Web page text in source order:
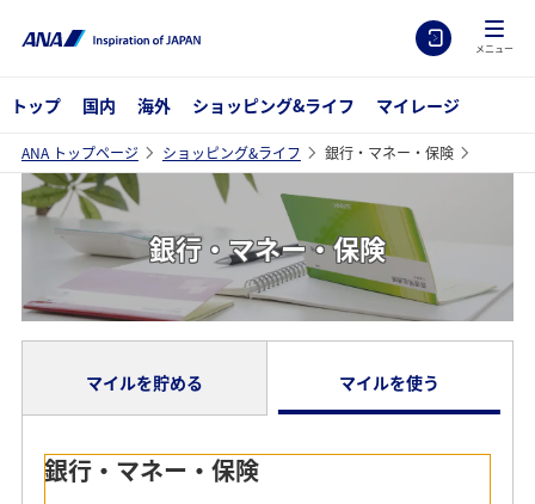
メニュー
トップ 国内 海外 ショッピング&ライフ マイレージ
ANA トップページ ショッピング&ライフ 銀行・マネー・保険
銀行・マネー・保険
マイルを貯める マイルを使う
新規口座の開設、投資信託のご購入などの際の積算マイル
数やご利用条件についてご案内いたします。
銀行・マネー・保険